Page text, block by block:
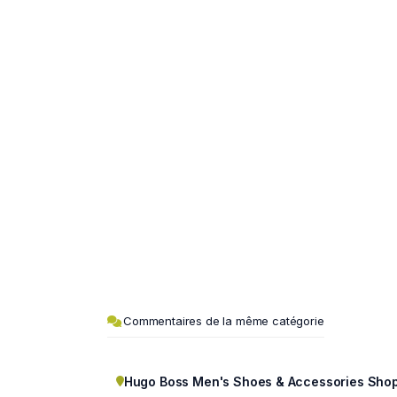
Commentaires de la même catégorie
Hugo Boss Men's Shoes & Accessories